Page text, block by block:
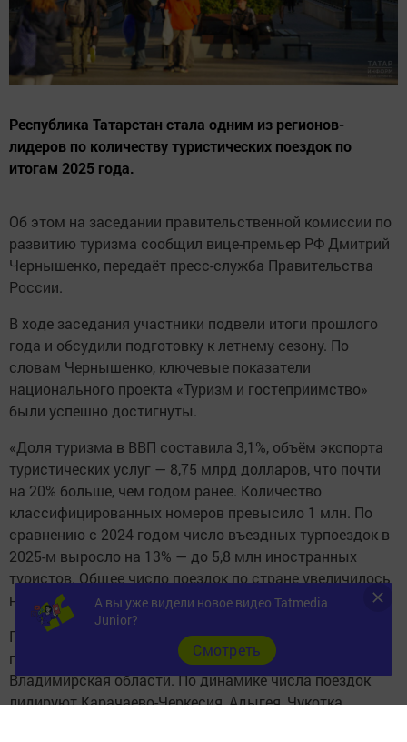
Республика Татарстан стала одним из регионов-
лидеров по количеству туристических поездок по
итогам 2025 года.
Об этом на заседании правительственной комиссии по
развитию туризма сообщил вице-премьер РФ Дмитрий
Чернышенко, передаёт пресс-служба Правительства
России.
В ходе заседания участники подвели итоги прошлого
года и обсудили подготовку к летнему сезону. По
словам Чернышенко, ключевые показатели
национального проекта «Туризм и гостеприимство»
были успешно достигнуты.
«Доля туризма в ВВП составила 3,1%, объём экспорта
туристических услуг — 8,75 млрд долларов, что почти
на 20% больше, чем годом ранее. Количество
классифицированных номеров превысило 1 млн. По
сравнению с 2024 годом число въездных турпоездок в
2025-м выросло на 13% — до 5,8 млн иностранных
туристов. Общее число поездок по стране увеличилось
на 4,1%», — отметил вице-премьер.
Помимо Татарстана, наибольший рост турпотока
показали Санкт-Петербург, Москва, Тверская и
Владимирская области. По динамике числа поездок
лидируют Карачаево-Черкесия, Адыгея, Чукотка,
А вы уже видели новое видео Tatmedia
Junior?
Cмотреть